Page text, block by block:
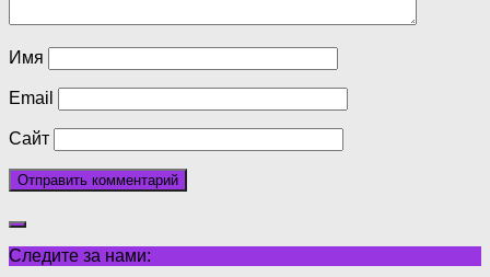
Имя
Email
Сайт
Следите за нами: